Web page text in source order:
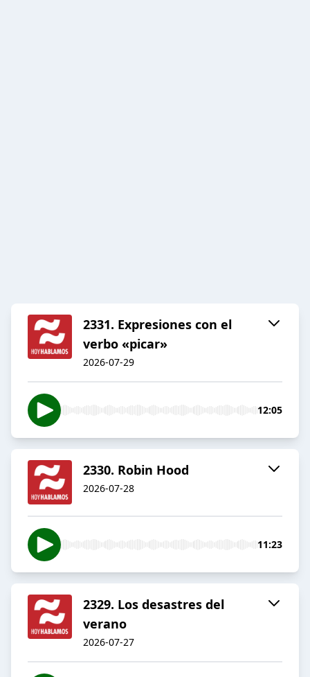
2331. Expresiones con el
verbo «picar»
2026-07-29
12:05
2330. Robin Hood
2026-07-28
11:23
2329. Los desastres del
verano
2026-07-27